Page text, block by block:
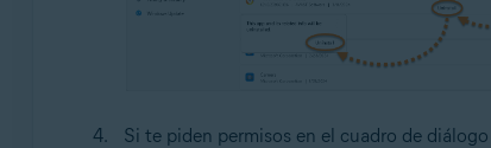
Si te piden permisos en el cuadro de diálogo